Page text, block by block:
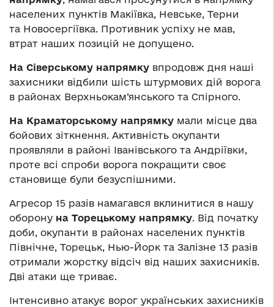
населених пунктів Макіївка, Невське, Терни
та Новосергіївка. Противник успіху не мав,
втрат наших позицій не допущено.
На Сіверському напрямку впродовж дня наші
захисники відбили шість штурмових дій ворога
в районах Верхньокам’янського та Спірного.
На Краматорському напрямку мали місце два
бойових зіткнення. Активність окупанти
проявляли в районі Іванівського та Андріївки,
проте всі спроби ворога покращити своє
становище були безуспішними.
Агресор 15 разів намагався вклинитися в нашу
оборону на Торецькому напрямку. Від початку
доби, окупанти в районах населених пунктів
Північне, Торецьк, Нью-Йорк та Залізне 13 разів
отримали жорстку відсіч від наших захисників.
Дві атаки ще триває.
Інтенсивно атакує ворог українських захисників